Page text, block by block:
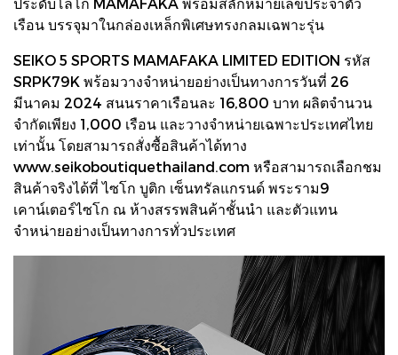
เรือน บรรจุมาในกล่องเหล็กพิเศษทรงกลมเฉพาะรุ่น
SEIKO 5 SPORTS MAMAFAKA LIMITED EDITION รหัส
SRPK79K พร้อมวางจำหน่ายอย่างเป็นทางการวันที่ 26
มีนาคม 2024 สนนราคาเรือนละ 16,800 บาท ผลิตจำนวน
จำกัดเพียง 1,000 เรือน และวางจำหน่ายเฉพาะประเทศไทย
เท่านั้น โดยสามารถสั่งซื้อสินค้าได้ทาง
www.seikoboutiquethailand.com หรือสามารถเลือกชม
สินค้าจริงได้ที่ ไซโก บูติก เซ็นทรัลแกรนด์ พระราม9
เคาน์เตอร์ไซโก ณ ห้างสรรพสินค้าชั้นนำ และตัวแทน
จำหน่ายอย่างเป็นทางการทั่วประเทศ